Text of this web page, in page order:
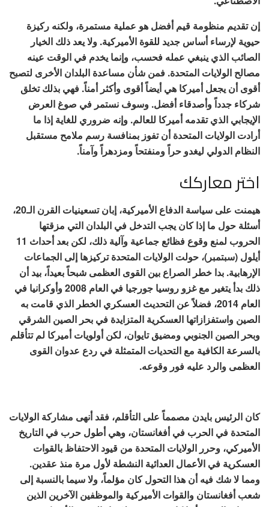
إن تقديم منظومة قيم أفضل هو عملية مستمرة، ولكنه ركيزة
حيوية لإرساء أساس جديد للقوة الأميركية. ولا يعد ذلك الخيار
الصائب الذي ينبغي عمله فحسب، وإنما يخدم في الوقت عينه
مصالح الولايات المتحدة. فمن شأن مساعدة البلدان الأخرى لتصبح
أقوى أن يجعل أميركا هي أيضاً أقوى وأكثر أمناً. فهي بذلك تخلق
شركاء جدداً وأصدقاء أفضل. وسوف نستمر في صوغ العرض
الإيجابي الذي تقدمه أميركا للعالم. وإنه ضروري للغاية إذا ما
أرادت الولايات المتحدة أن تفوز بمنافسة رسم ملامح مستقبل
النظام الدولي ليغدو حراً ومنفتحاً ومزدهراً وآمناً.
اختر معاركك
هيمنت على سياسة الدفاع الأميركية، إبان تسعينيات القرن الـ20،
أسئلة حول ما إذا كان يجب التدخل في البلدان التي مزقتها
الحروب لمنع وقوع فظائع جماعية وآلية ذلك، لكن بعد أحداث 11
أيلول (سبتمبر)، حولت الولايات المتحدة تركيزها إلى الجماعات
الإرهابية. بدا خطر الصراع بين القوى العظمى شبحاً بعيداً، بيد أن
ذلك بدأ يتغير مع غزو روسيا جورجيا في العام 2008 وأوكرانيا في
العام 2014، فضلاً عن التحديث العسكري الخطر الذي قامت به
الصين واستفزازاتها العسكرية المتزايدة في بحر الصين الشرقي
وبحر الصين الجنوبي ومضيق تايوان، لكن أولويات أميركا لم تتأقلم
بالسرعة الكافية مع التحديات المتمثلة في ردع عدوان القوى
العظمى والرد عليه فور وقوعه.
كان الرئيس بايدن مصمماً على التأقلم، فقد أنهى مشاركة الولايات
المتحدة في الحرب في أفغانستان، وهي أطول حرب في التاريخ
الأميركي، وحرر الولايات المتحدة من قيود الاحتفاظ بالقوات
العسكرية في الأعمال العدائية النشطة لأول مرة منذ عقدين.
ومما لا شك فيه أن هذا التحول كان مؤلماً، ولا سيما بالنسبة إلى
شعب أفغانستان والقوات الأميركية والموظفين الآخرين الذين